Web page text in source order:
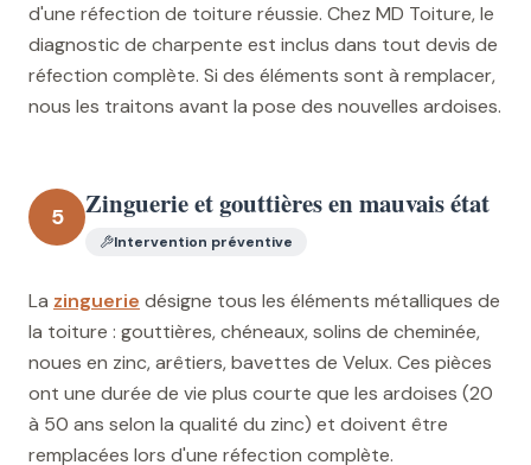
d'une réfection de toiture réussie. Chez MD Toiture, le
diagnostic de charpente est inclus dans tout devis de
réfection complète. Si des éléments sont à remplacer,
nous les traitons avant la pose des nouvelles ardoises.
5 Zinguerie et gouttières en mauvais état
Intervention préventive
La zinguerie désigne tous les éléments métalliques de
la toiture : gouttières, chéneaux, solins de cheminée,
noues en zinc, arêtiers, bavettes de Velux. Ces pièces
ont une durée de vie plus courte que les ardoises (20
à 50 ans selon la qualité du zinc) et doivent être
remplacées lors d'une réfection complète.